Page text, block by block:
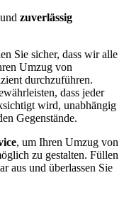
zuverlässig
Sie sicher, dass wir alle
Umzug von
durchzuführen.
dass jeder
wird, unabhängig
Gegenstände.
, um Ihren Umzug von
zu gestalten. Füllen
aus und überlassen Sie